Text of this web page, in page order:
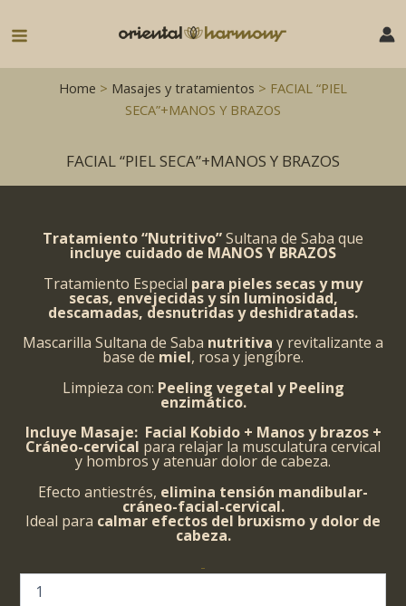
Main
MenuHome > Masajes y tratamientos > FACIAL “PIEL
SECA”+MANOS Y BRAZOS
FACIAL “PIEL SECA”+MANOS Y BRAZOS
Tratamiento “Nutritivo”Sultana de Saba que
incluye cuidado de MANOS Y BRAZOS
Tratamiento Especial para pieles secas y muy
secas, envejecidas y sin luminosidad,
descamadas, desnutridas y deshidratadas.
Mascarilla Sultana de Saba nutritiva y revitalizante a
base de miel, rosa y jengibre.
Limpieza con: Peeling vegetal y Peeling
enzimático.
Incluye Masaje: Facial Kobido + Manos y brazos +
Cráneo-cervical para relajar la musculatura cervical
y hombros y atenuar dolor de cabeza.
Efecto antiestrés, elimina tensión mandibular-
cráneo-facial-cervical.
Ideal para calmar efectos del bruxismo y dolor de
cabeza.
-